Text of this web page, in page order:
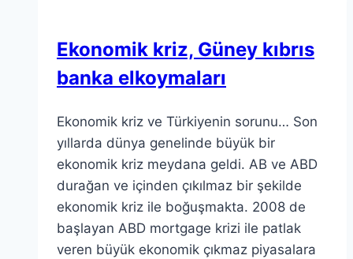
Ekonomik kriz, Güney kıbrıs
banka elkoymaları
Ekonomik kriz ve Türkiyenin sorunu… Son
yıllarda dünya genelinde büyük bir
ekonomik kriz meydana geldi. AB ve ABD
durağan ve içinden çıkılmaz bir şekilde
ekonomik kriz ile boğuşmakta. 2008 de
başlayan ABD mortgage krizi ile patlak
veren büyük ekonomik çıkmaz piyasalara